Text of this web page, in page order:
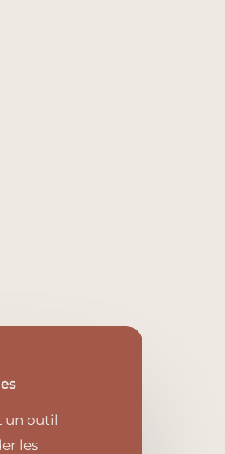
un outil
les